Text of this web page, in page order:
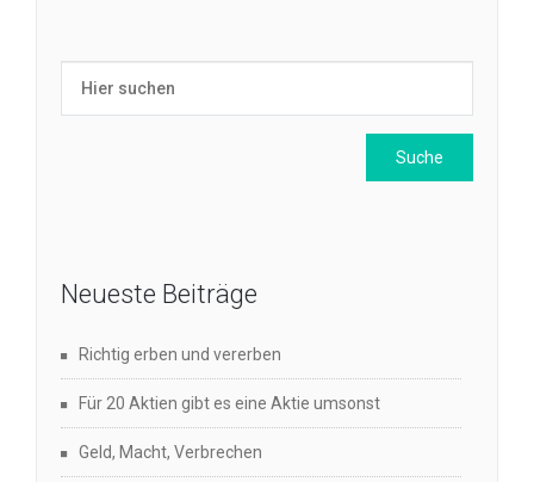
Neueste Beiträge
Richtig erben und vererben
Für 20 Aktien gibt es eine Aktie umsonst
Geld, Macht, Verbrechen